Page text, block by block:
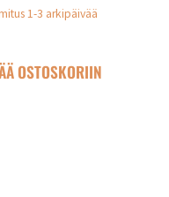
1-3 arkipäivää
OSTOSKORIIN